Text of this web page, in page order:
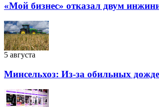
«Мой бизнес» отказал двум
5 августа
Минсельхоз: Из-за обильных